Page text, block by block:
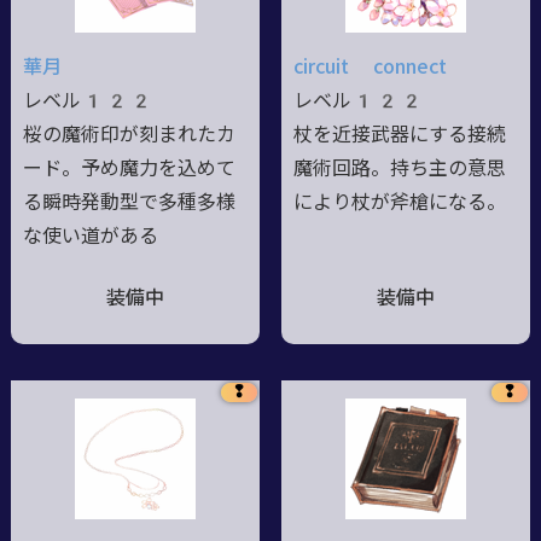
華月
レベル122
桜の魔術印が刻まれたカ
ード。予め魔力を込めて
る瞬時発動型で多種多様
な使い道がある
装備中
circuit connect
レベル122
杖を近接武器にする接続
魔術回路。持ち主の意思
により杖が斧槍になる。
装備中
❢ ❢